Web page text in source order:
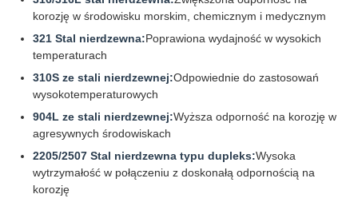
korozję w środowisku morskim, chemicznym i medycznym
321 Stal nierdzewna:Poprawiona wydajność w wysokich
temperaturach
310S ze stali nierdzewnej:Odpowiednie do zastosowań
wysokotemperaturowych
904L ze stali nierdzewnej:Wyższa odporność na korozję w
agresywnych środowiskach
2205/2507 Stal nierdzewna typu dupleks:Wysoka
wytrzymałość w połączeniu z doskonałą odpornością na
korozję